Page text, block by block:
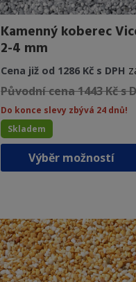
Kamenný koberec
2-4 mm
Cena již od 1286 Kč s DPH
Původní cena 1443 Kč s
Do konce slevy zbývá 24 dnů!
Skladem
Výběr možností